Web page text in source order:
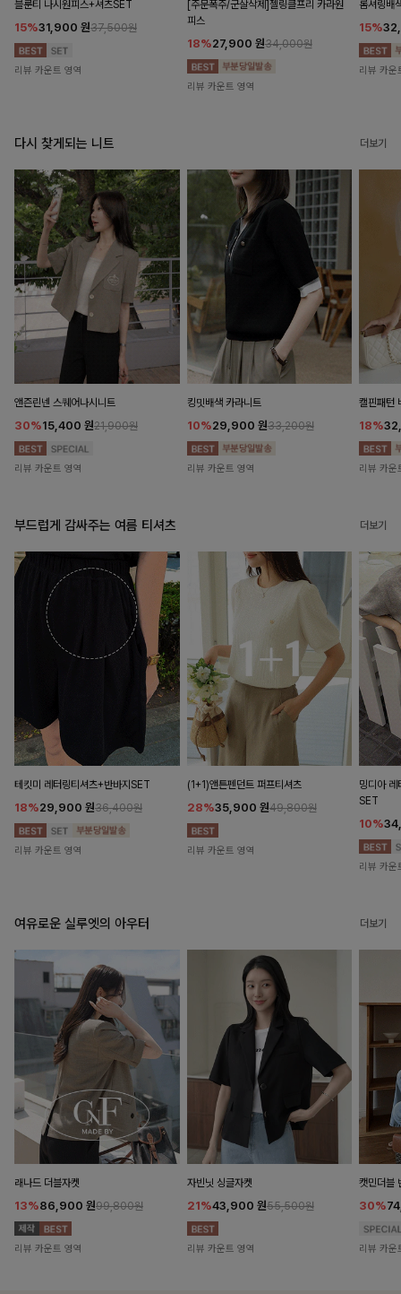
블룬티 나시원피스+셔츠SET
15%31,900 원37,500원
리뷰 카운트 영역
[주문폭주/군살삭제]젤링클프리 카라원
피스
18%27,900 원34,000원
리뷰 카운트 영역
롬셔링배
15%
리뷰 카운
다시 찾게되는 니트 더보기
앤즌린넨 스퀘어나시니트
30%15,400 원21,900원
리뷰 카운트 영역
킹밋배색 카라니트
10%29,900 원33,200원
리뷰 카운트 영역
캘핀패턴
18%
리뷰 카운
부드럽게 감싸주는 여름 티셔츠 더보기
테킷미 레터링티셔츠+반바지SET
18%29,900 원36,400원
리뷰 카운트 영역
(1+1)앤튼펜던트 퍼프티셔츠
28%35,900 원49,800원
리뷰 카운트 영역
밍디아 레
SET
10%
리뷰 카운
여유로운 실루엣의 아우터 더보기
래나드 더블자켓
13%86,900 원99,800원
리뷰 카운트 영역
자빈닛 싱글자켓
21%43,900 원55,500원
리뷰 카운트 영역
캣민더블
30%
리뷰 카운